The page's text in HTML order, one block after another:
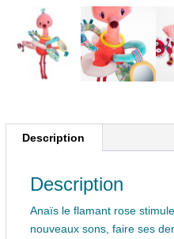
Description
Description
Anaïs le flamant rose
nouveaux sons, faire ses